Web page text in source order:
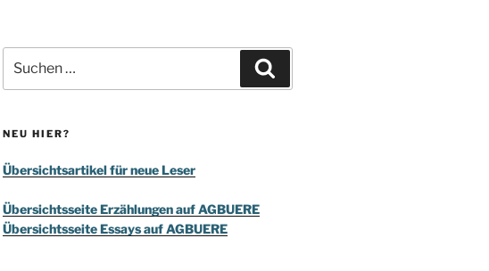
nach:
NEU HIER?
Übersichtsartikel für neue Leser
Übersichtsseite Erzählungen auf AGBUERE
Übersichtsseite Essays auf AGBUERE